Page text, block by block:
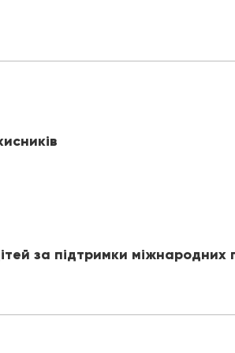
за підтримки міжнародних